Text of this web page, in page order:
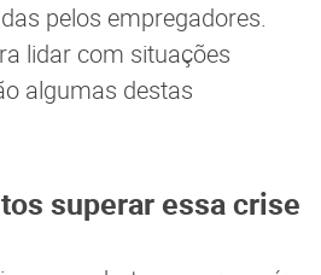
pelos empregadores.
lidar com situações
algumas destas
superar essa crise